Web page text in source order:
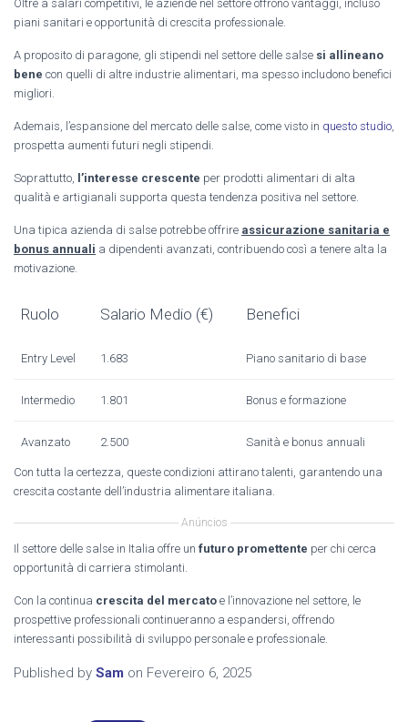
Oltre a salari competitivi, le aziende nel settore offrono vantaggi, incluso
piani sanitari e opportunità di crescita professionale.
A proposito di paragone, gli stipendi nel settore delle salse si allineano
bene con quelli di altre industrie alimentari, ma spesso includono benefici
migliori.
Ademais, l’espansione del mercato delle salse, come visto in questo studio
prospetta aumenti futuri negli stipendi.
Soprattutto, l’interesse crescente per prodotti alimentari di alta
qualità e artigianali supporta questa tendenza positiva nel settore.
Una tipica azienda di salse potrebbe offrire assicurazione sanitaria e
bonus annuali a dipendenti avanzati, contribuendo così a tenere alta la
motivazione.
Ruolo Salario Medio (€) Benefici
Entry Level 1.683 Piano sanitario di base
Intermedio 1.801 Bonus e formazione
Avanzato 2.500 Sanità e bonus annuali
Con tutta la certezza, queste condizioni attirano talenti, garantendo una
crescita costante dell’industria alimentare italiana.
Anúncios
Il settore delle salse in Italia offre un futuro promettente per chi cerca
opportunità di carriera stimolanti.
Con la continua crescita del mercato e l’innovazione nel settore, le
prospettive professionali continueranno a espandersi, offrendo
interessanti possibilità di sviluppo personale e professionale.
Published by Sam on Fevereiro 6, 2025